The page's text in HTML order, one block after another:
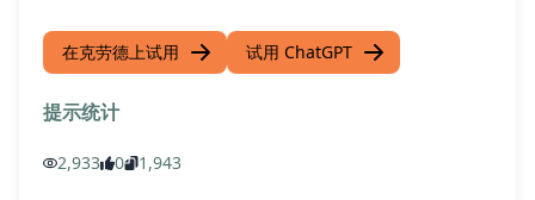
在克劳德上试用 试用 ChatGPT
提示统计
2,933 0 1,943